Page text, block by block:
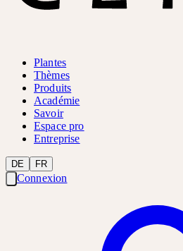
Plantes
Thèmes
Produits
Académie
Savoir
Espace pro
Entreprise
DE FR
Connexion